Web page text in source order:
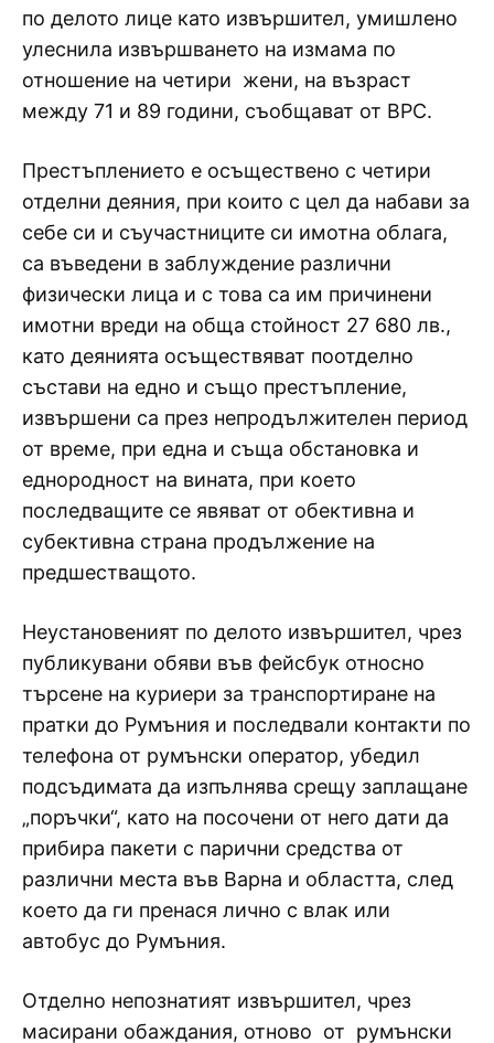
по делото лице като извършител, умишлено
улеснила извършването на измама по
отношение на четири жени, на възраст
между 71 и 89 години, съобщават от ВРС.
Престъплението е осъществено с четири
отделни деяния, при които с цел да набави за
себе си и съучастниците си имотна облага,
са въведени в заблуждение различни
физически лица и с това са им причинени
имотни вреди на обща стойност 27 680 лв.,
като деянията осъществяват поотделно
състави на едно и също престъпление,
извършени са през непродължителен период
от време, при една и съща обстановка и
еднородност на вината, при което
последващите се явяват от обективна и
субективна страна продължение на
предшестващото.
Неустановеният по делото извършител, чрез
публикувани обяви във фейсбук относно
търсене на куриери за транспортиране на
пратки до Румъния и последвали контакти по
телефона от румънски оператор, убедил
подсъдимата да изпълнява срещу заплащане
„поръчки“, като на посочени от него дати да
прибира пакети с парични средства от
различни места във Варна и областта, след
което да ги пренася лично с влак или
автобус до Румъния.
Отделно непознатият извършител, чрез
масирани обаждания, отново от румънски